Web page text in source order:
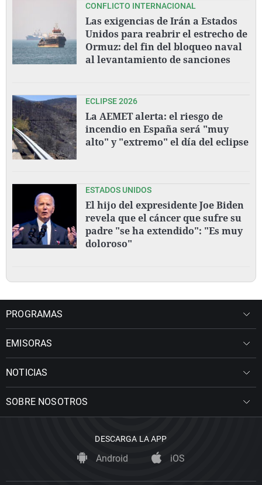
CONFLICTO INTERNACIONAL
Las exigencias de Irán a Estados
Unidos para reabrir el estrecho de
Ormuz: del fin del bloqueo naval
al levantamiento de sanciones
ECLIPSE 2026
La AEMET alerta: el riesgo de
incendio en España será "muy
alto" y "extremo" el día del eclipse
ESTADOS UNIDOS
El hijo del expresidente Joe Biden
revela que el cáncer que sufre su
padre "se ha extendido": "Es muy
doloroso"
PROGRAMAS
EMISORAS
NOTICIAS
SOBRE NOSOTROS
DESCARGA LA APP
Android iOS